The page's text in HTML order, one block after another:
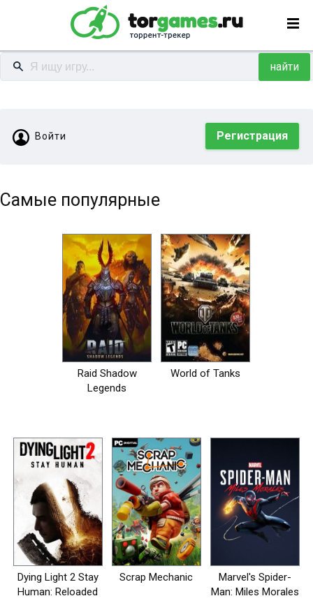
найти
Войти Регистрация
Самые популярные
Raid Shadow
Legends
World of Tanks
Dying Light 2 Stay
Human: Reloaded
Scrap Mechanic
Marvel's Spider-
Man: Miles Morales